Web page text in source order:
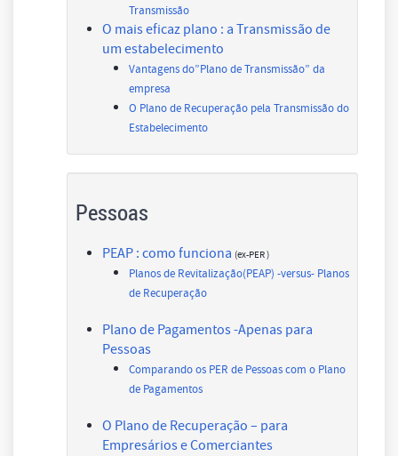
Transmissão
O mais eficaz plano : a Transmissão de
um estabelecimento
Vantagens do”Plano de Transmissão” da
empresa
O Plano de Recuperação pela Transmissão do
Estabelecimento
Pessoas
PEAP : como funciona (ex-PER )
Planos de Revitalização(PEAP) -versus- Planos
de Recuperação
Plano de Pagamentos -Apenas para
Pessoas
Comparando os PER de Pessoas com o Plano
de Pagamentos
O Plano de Recuperação – para
Empresários e Comerciantes